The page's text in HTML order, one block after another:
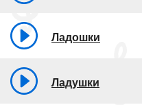
Ладошки
Ладушки